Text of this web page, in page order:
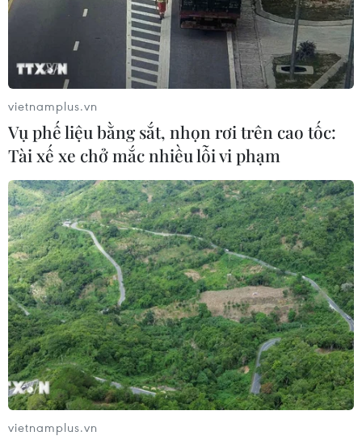
vietnamplus.vn
Vụ phế liệu bằng sắt, nhọn rơi trên cao tốc:
Tài xế xe chở mắc nhiều lỗi vi phạm
vietnamplus.vn